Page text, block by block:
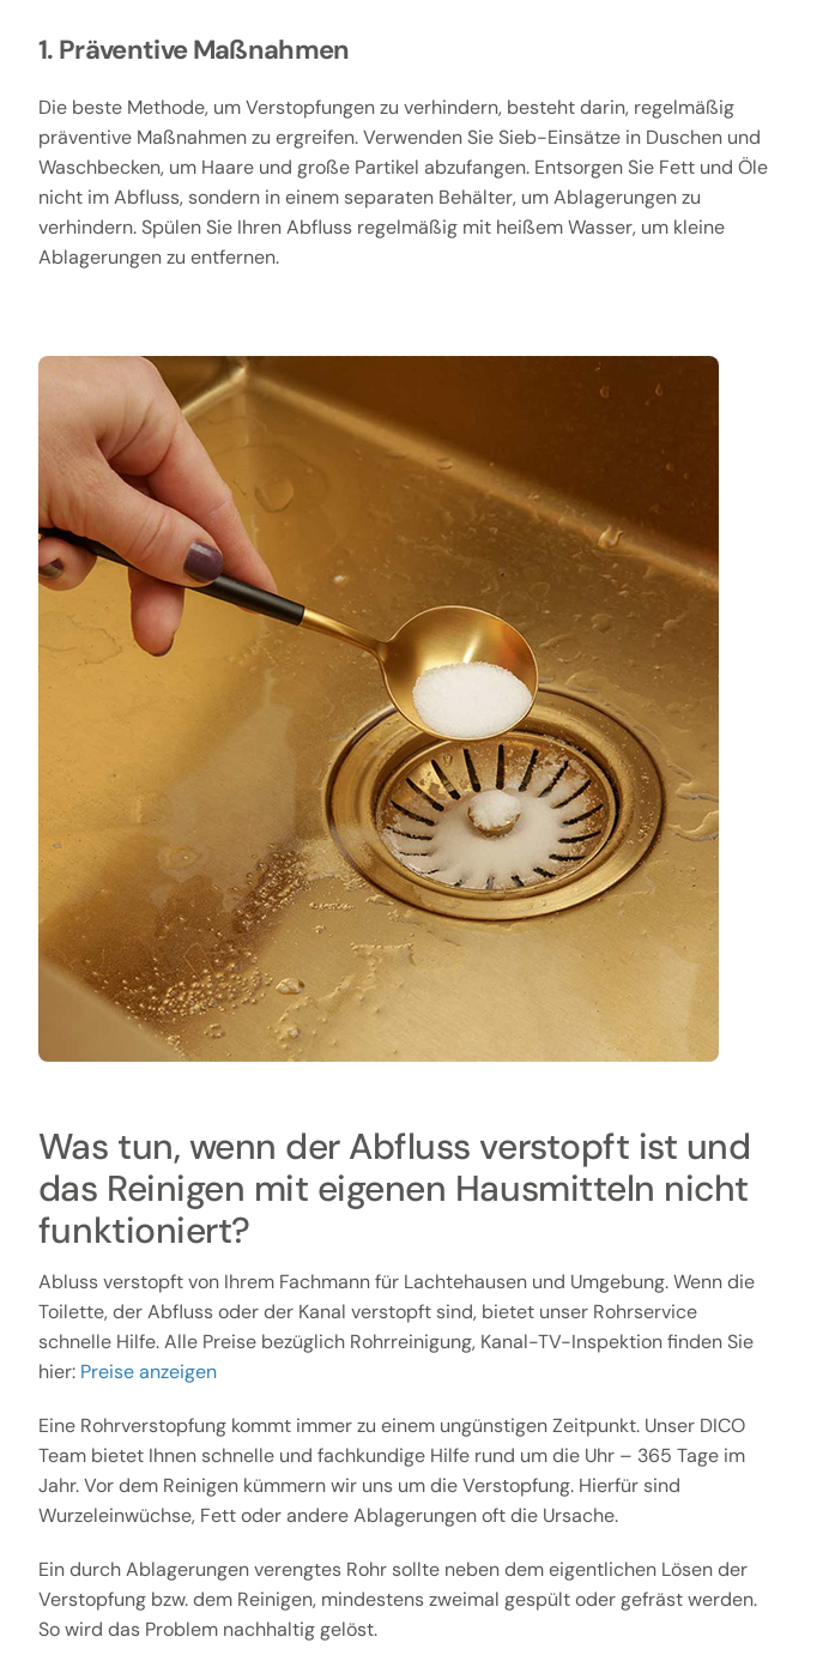
1. Präventive Maßnahmen
Die beste Methode, um Verstopfungen zu verhindern, besteht darin, regelmäßig
präventive Maßnahmen zu ergreifen. Verwenden Sie Sieb-Einsätze in Duschen und
Waschbecken, um Haare und große Partikel abzufangen. Entsorgen Sie Fett und Öle
nicht im Abfluss, sondern in einem separaten Behälter, um Ablagerungen zu
verhindern. Spülen Sie Ihren Abfluss regelmäßig mit heißem Wasser, um kleine
Ablagerungen zu entfernen.
Was tun, wenn der Abfluss verstopft ist und
das Reinigen mit eigenen Hausmitteln nicht
funktioniert?
Abluss verstopft von Ihrem Fachmann für Lachtehausen und Umgebung. Wenn die
Toilette, der Abfluss oder der Kanal verstopft sind, bietet unser Rohrservice
schnelle Hilfe. Alle Preise bezüglich Rohrreinigung, Kanal-TV-Inspektion finden Sie
hier: Preise anzeigen
Eine Rohrverstopfung kommt immer zu einem ungünstigen Zeitpunkt. Unser DICO
Team bietet Ihnen schnelle und fachkundige Hilfe rund um die Uhr – 365 Tage im
Jahr. Vor dem Reinigen kümmern wir uns um die Verstopfung. Hierfür sind
Wurzeleinwüchse, Fett oder andere Ablagerungen oft die Ursache.
Ein durch Ablagerungen verengtes Rohr sollte neben dem eigentlichen Lösen der
Verstopfung bzw. dem Reinigen, mindestens zweimal gespült oder gefräst werden.
So wird das Problem nachhaltig gelöst.